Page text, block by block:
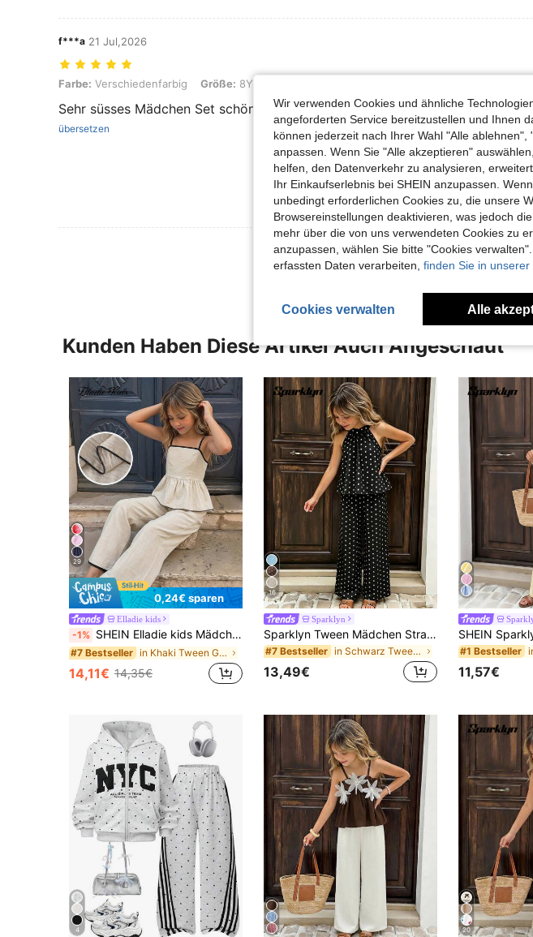
f***a 21 Jul,2026
Farbe: Verschiedenfarbig, Größe: 8Y
Farbe: Verschiedenfarbig Größe: 8Y
Sehr süsses Mädchen Set schöner sommerlicher Stoff
übersetzen
Mehr Bewertungen Ansehen
Kunden Haben Diese Artikel Auch Angeschaut
29
0,24€ sparen
Elladie kids
-1% SHEIN Elladie kids Mädchen Lässiges Urlaubs-Gelb anliegendes Spaghettiträger-Top, Sommer Oberteile, weich & schlank geschnitten, modisches Design geeignet für Urlaub, Reisen, Campus, Alltag
#7 Bestseller in Khaki Tween Girls Sets
14,11€ 14,35€
16
Sparklyn
Sparklyn Tween Mädchen Strandurlaub Basic Neckholder Shirt + lockere 3/4 Hose Blumenmuster 2 Stücke Set
#7 Bestseller in Schwarz Tween Girls Sets
13,49€
#1 Bestseller
11,57€
4 20
Wir verwenden Cookies und ähnliche
angeforderten Service bereitzustellen und Ihnen
können jederzeit nach Ihrer Wahl "Alle
anpassen. Wenn Sie "Alle akzeptieren"
helfen, den Datenverkehr zu analysieren,
Ihr Einkaufserlebnis bei SHEIN anzupassen.
unbedingt erforderlichen Cookies zu, die unsere
Browsereinstellungen deaktivieren, was jedoch
mehr über die von uns verwendeten Cookies zu
anzupassen, wählen Sie bitte "Cookies
erfassten Daten verarbeiten, finden Sie in unserer
Cookies verwalten Alle